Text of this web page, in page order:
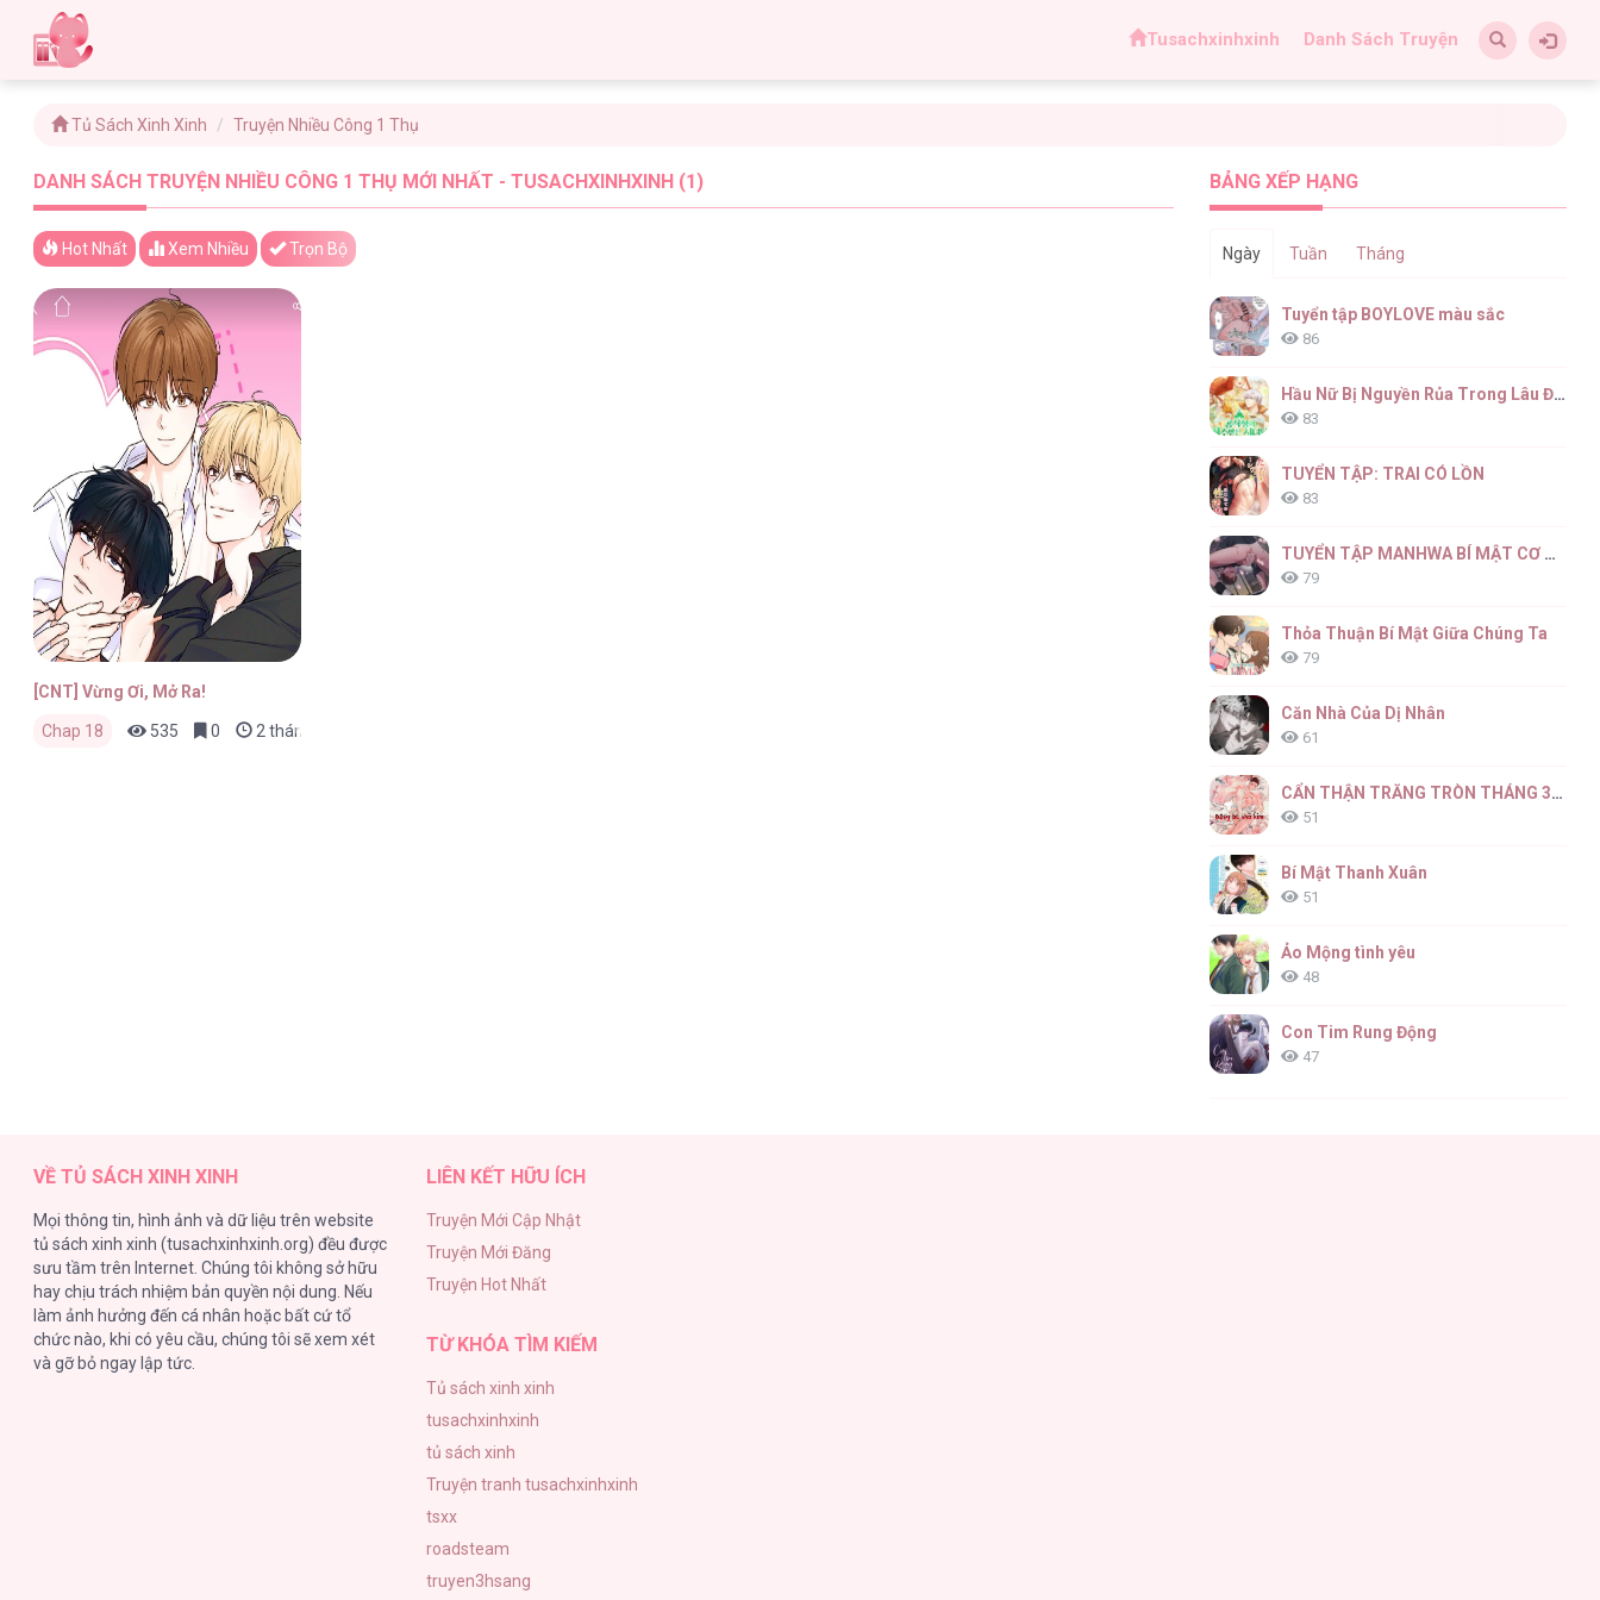
Tusachxinhxinh Danh Sách Truyện
Tủ Sách Xinh Xinh Truyện Nhiều Công 1 Thụ
DANH SÁCH TRUYỆN NHIỀU CÔNG 1 THỤ MỚI NHẤT - TUSACHXINHXINH (1)
Hot Nhất Xem Nhiều Trọn Bộ
[CNT] Vừng Ơi, Mở Ra!
Chap 18 535 0 2 tháng trước
BẢNG XẾP HẠNG
Ngày Tuần Tháng
Tuyển tập BOYLOVE màu sắc
86
Hầu Nữ Bị Nguyền Rủa Trong Lâu Đài Của Công Tước
83
TUYỂN TẬP: TRAI CÓ LỒN
83
TUYỂN TẬP MANHWA BÍ MẬT CƠ THỂ
79
Thỏa Thuận Bí Mật Giữa Chúng Ta
79
Căn Nhà Của Dị Nhân
61
CẨN THẬN TRĂNG TRÒN THÁNG 3 ĐẤY
51
Bí Mật Thanh Xuân
51
Ảo Mộng tình yêu
48
Con Tim Rung Động
47
VỀ TỦ SÁCH XINH XINH
Mọi thông tin, hình ảnh và dữ liệu trên website
tủ sách xinh xinh (tusachxinhxinh.org) đều được
sưu tầm trên Internet. Chúng tôi không sở hữu
hay chịu trách nhiệm bản quyền nội dung. Nếu
làm ảnh hưởng đến cá nhân hoặc bất cứ tổ
chức nào, khi có yêu cầu, chúng tôi sẽ xem xét
và gỡ bỏ ngay lập tức.
LIÊN KẾT HỮU ÍCH
Truyện Mới Cập Nhật
Truyện Mới Đăng
Truyện Hot Nhất
TỪ KHÓA TÌM KIẾM
Tủ sách xinh xinh
tusachxinhxinh
tủ sách xinh
Truyện tranh tusachxinhxinh
tsxx
roadsteam
truyen3hsang